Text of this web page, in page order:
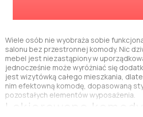
Wiele osób nie wyobraża sobie
salonu bez przestronnej komody. Nic
mebel jest niezastąpiony w
jednocześnie może wyróżniać się
jest wizytówką całego mieszkania,
nim efektowną komodę, dopasowaną
pozostałych elementów wyposażenia.
Lakierowane